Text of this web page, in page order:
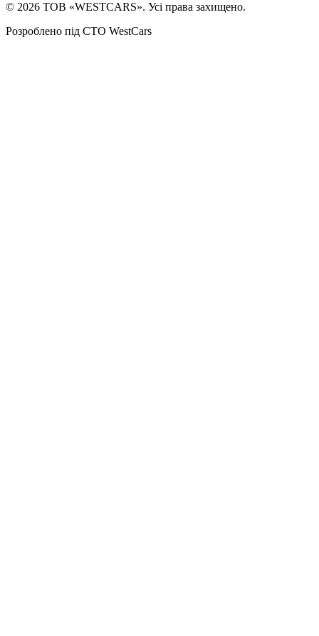
© 2026 ТОВ «WESTCARS». Усі права захищено.
Розроблено під СТО WestCars